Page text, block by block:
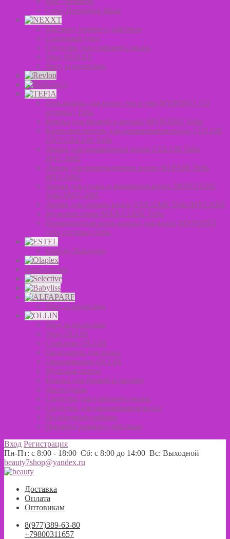
Color Depositing Mask
Пигмент прямого действия
Салонный уход
Средства для стайлинга волос
Уход NEXXT
Уход за волосами
Гель-краска для волос тон в тон MYPOINT (33
оттенка) Tefia
Краска для бровей и ресниц MYPOINT Tefia
Крем-окислитель для окрашивания волос COLOR
OXYCREAM Tefia
Линия для окрашенных волос COLOR Tefia
MYCARE
Линия для поврежденных волос REPAIR Tefia
MYCARE
Линия для сухих и вьющихся волос MOISTURE
Tefia MYCARE
Линия для тонких волос VOLUME Tefia MYCARE
Мужская серия MAN.CODE Tefia
Перманентная крем-краска для волос MYPOINT
(104 оттенка) Tefia
Estel by Babayaga
Антисептик
Уход за волосами
Уход за волосами
Уход OLLIN
Стайлинг OLLIN
Оксиданты для волос
Окрашивание OLLIN
Мужская линия
Краска для бровей и ресниц
Аксессуары
Средства для стайлинга волос
Средства для окрашивания волос
Подарочные наборы
Пигмент прямого действия
Вход Регистрация
Пн-Пт: с 8:00 - 18:00 Сб: с 8:00 до 14:00 Вс: Выходной
beauty7shop@yandex.ru
Перейти
навигации
Перейти
содержимому
Доставка
Оплата
Оптовикам
8(977)389-63-80
+79800311657